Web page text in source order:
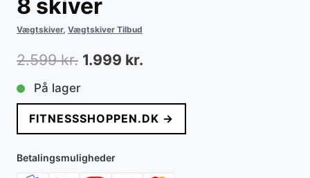
8 skiver
Vægtskiver, Vægtskiver Tilbud
2.599kr. Den
pris
var:
2.599 kr..
1.999 kr.
pris
er:
På lager
FITNESSSHOPPEN.DK →
Betalingsmuligheder